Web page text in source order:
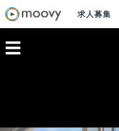
求人募集